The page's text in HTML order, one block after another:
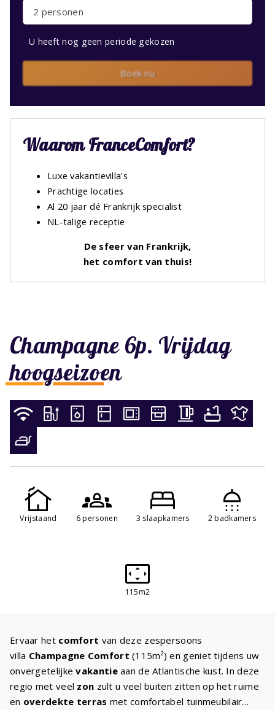
Champagne 6p. Vrijdag
hoogseizoen
Vrijstaand 6 personen 3 slaapkamers 2 badkamers
115m2
Ervaar het comfort van deze zespersoons
villa Champagne Comfort (115m²) en geniet tijdens uw
onvergetelijkevakantieaan de Atlantische kust. In deze
regio met veel zon zult u veel buiten zitten op het ruime
en overdekte terras met comfortabel tuinmeubilair
2 personen
U heeft nog geen periode gekozen
Boek nu
Waarom FranceComfort?
Luxe vakantievilla's
Prachtige locaties
Al 20 jaar dé Frankrijk specialist
NL-talige receptie
De sfeer van Frankrijk,
het comfort van thuis!